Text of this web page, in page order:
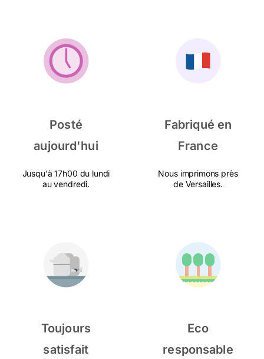
Posté
aujourd'hui
Jusqu'à 17h00 du lundi
au vendredi.
Fabriqué en
France
Nous imprimons près
de Versailles.
Toujours
satisfait
Eco
responsable